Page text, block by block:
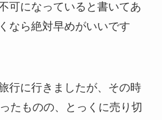
可になっていると書いてあ
なら絶対早めがいいです
行に行きましたが、その時
たものの、とっくに売り切